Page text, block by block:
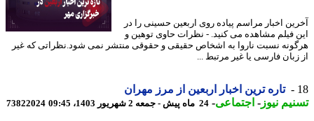
اخبار مراسم پیاده روی اربعین حسینی را در
فیلم مشاهده می کنید. - نظرات حاوی توهین و
نسبت ناروا به اشخاص حقیقی و حقوقی منتشر نمی شود.نظراتی که غیر
فارسی یا غیر مرتبط ...
تاره ترین اخبار اربعین از مرز مهران
نیوز-اجتماعی-24 ماه پیش - جمعه 2 شهریور 1403، 09:45 73822024